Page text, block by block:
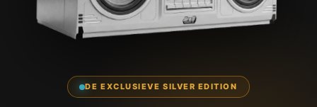
DE EXCLUSIEVE SILVER EDITION